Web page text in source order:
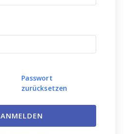
Passwort
zurücksetzen
ANMELDEN